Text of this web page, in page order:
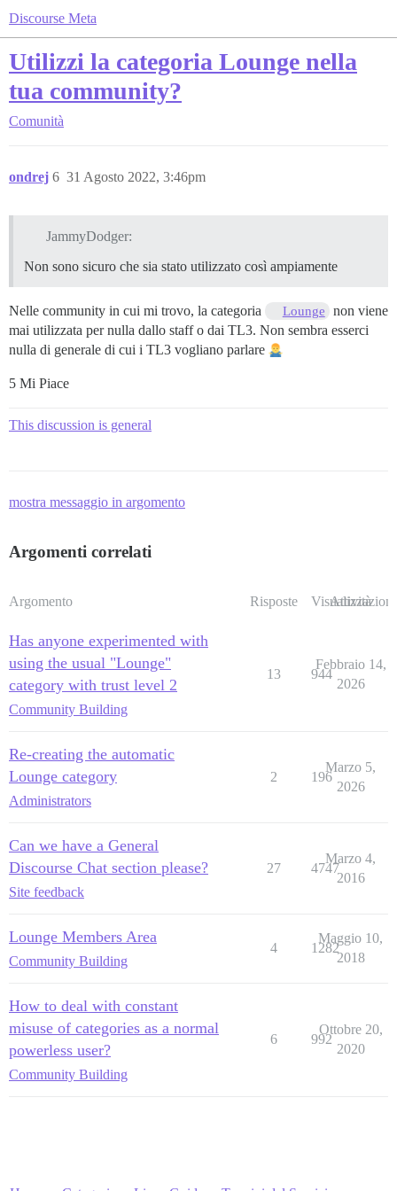
Discourse Meta
Utilizzi la categoria Lounge nella
tua community?
Comunità
ondrej 31 Agosto 2022, 3:46pm
6
JammyDodger:
Non sono sicuro che sia stato utilizzato così ampiamente
Nelle community in cui mi trovo, la categoria Lounge
non viene
mai utilizzata per nulla dallo staff o dai TL3. Non sembra esserci
nulla di generale di cui i TL3 vogliano parlare
5 Mi Piace
This discussion is general
mostra messaggio in argomento
Argomenti correlati
Argomento Risposte Visualizzazioni
Attività
Has anyone experimented with
using the usual "Lounge"
category with trust level 2
Community Building
13 944
Febbraio 14,
2026
Re-creating the automatic
Lounge category
Administrators
2 196
Marzo 5,
2026
Can we have a General
Discourse Chat section please?
Site feedback
27 4747
Marzo 4,
2016
Lounge Members Area
Community Building
4 1282
Maggio 10,
2018
How to deal with constant
misuse of categories as a normal
powerless user?
Community Building
6 992
Ottobre 20,
2020